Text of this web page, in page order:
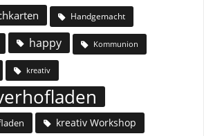
Handgemacht
happy Kommunion
kreativ
kreativ Workshop